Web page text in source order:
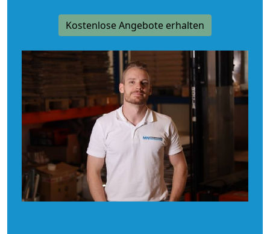
Kostenlose Angebote erhalten